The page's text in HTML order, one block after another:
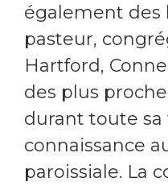
également des
pasteur,
Hartford,
des plus
durant toute sa
connaissance
paroissiale. La